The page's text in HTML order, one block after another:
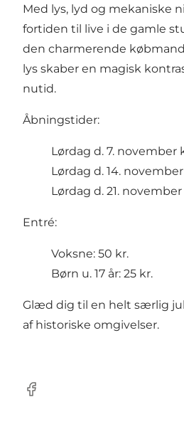
Med lys, lyd og mekaniske
fortiden til live i de gamle
den charmerende
lys skaber en magisk
nutid.
Åbningstider:
Lørdag d. 7. november
Lørdag d. 14. november
Lørdag d. 21. november
Entré:
Voksne: 50 kr.
Børn u. 17 år: 25 kr.
Glæd dig til en helt særlig
af historiske omgivelser.
Facebook